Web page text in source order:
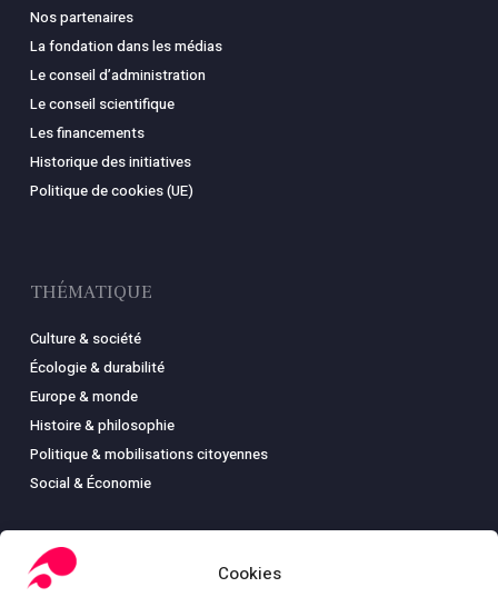
Cookies
Nos partenaires
La fondation dans les médias
Le conseil d’administration
Le conseil scientifique
Les financements
Historique des initiatives
Politique de cookies (UE)
THÉMATIQUE
Culture & société
Écologie & durabilité
Europe & monde
Histoire & philosophie
Politique & mobilisations citoyennes
Social & Économie
LIBRAIRIE